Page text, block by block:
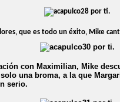
que es todo un éxito, Mike
con Maximilian, Mike
una broma, a la que
serio.